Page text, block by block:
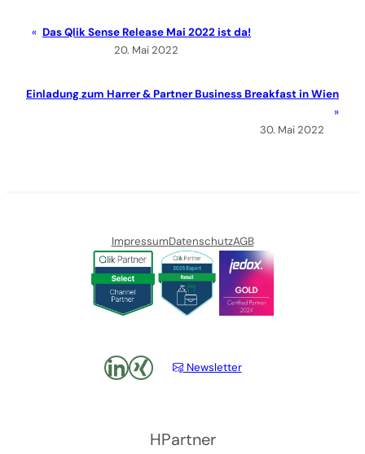
Das Qlik Sense Release Mai 2022 ist da!
20. Mai 2022
Einladung zum Harrer & Partner Business Breakfast in Wien
30. Mai 2022
HPartner
ImpressumDatenschutzAGB
LinkedIn xing Newsletter